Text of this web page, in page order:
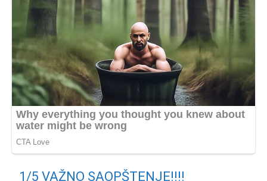
1/5 VAŽNO SAOPŠTENJE!!!!